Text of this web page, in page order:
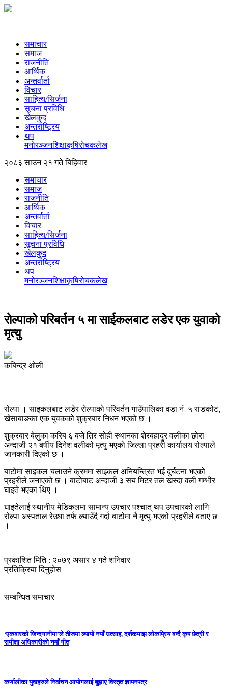
समाचार
समाज
राजनीति
आर्थिक
अन्तर्वार्ता
विचार
साहित्य/सिर्जना
सूचना प्रविधि
खेलकुद
अन्तर्राष्ट्रिय
थप
मनोरञ्‍जनशिक्षाकृषिरोचकलेख
२०८३ साउन २१ गते बिहिवार
समाचार
समाज
राजनीति
आर्थिक
अन्तर्वार्ता
विचार
साहित्य/सिर्जना
सूचना प्रविधि
खेलकुद
अन्तर्राष्ट्रिय
थप
मनोरञ्‍जनशिक्षाकृषिरोचकलेख
रोल्पाको परिबर्तन ५ मा साईकलबाट लडेर एक युवाको
मृत्यु
कबिन्द्र ओली
रोल्पा । साइकलबाट लडेर रोल्पाको परिवर्तन गाउँपालिका वडा नं–५ राङकोट,
खेसाबाङका एक युवकको शुक्रबार निधन भएको छ ।
शुक्रबार बेलुका करिब ६ बजे तिर सोही स्थानका शेरबहादुर वलीका छोरा
अन्दाजी २१ बर्षीय दिनेश वलीको मृत्यु भएको जिल्ला प्रहरी कार्यालय रोल्पाले
जानकारी दिएको छ ।
बाटोमा साइकल चलाउने क्रममा साइकल अनियन्त्रित भई दुर्घटना भएको
प्रहरीले जनाएको छ । बाटोबाट अन्दाजी ३ सय मिटर तल खस्दा वली गम्भीर
घाइते भएका थिए ।
घाइतेलाई स्थानीय मेडिकलमा सामान्य उपचार पश्चात् थप उपचारको लागि
रोल्पा अस्पताल रेउघा तर्फ ल्याउँदै गर्दा बाटोमा नै मृत्यु भएको प्रहरीले बताए छ
।
प्रकाशित मिति : २०७९ असार ४ गते शनिवार
प्रतिक्रिया दिनुहोस
सम्बन्धित समाचार
‘एकबारको जिन्दगानीमा’ले तीजमा ल्यायो नयाँ उत्साह, दर्शकमाझ लोकप्रिय बन्दै कृष छेत्री र
समीक्षा अधिकारीको नयाँ गीत
कर्णालीका युवाहरुले निर्वाचन आयोगलाई बुझाए विस्तृत ज्ञापनपत्र